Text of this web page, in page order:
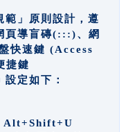
範」原則設計，遵
頁導盲磚(:::)、網
快速鍵 (Access
捷鍵
定如下：
Alt+Shift+U